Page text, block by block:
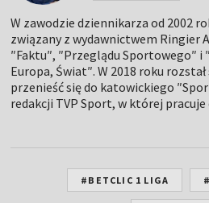
W zawodzie dziennikarza od 2002
związany z wydawnictwem Ringier
″Faktu″, ″Przeglądu Sportowego″ i
Europa, Świat″. W 2018 roku
przenieść się do katowickiego
redakcji TVP Sport, w której pracuje
#BETCLIC 1 LIGA